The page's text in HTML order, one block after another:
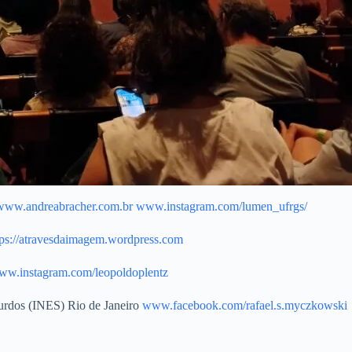
www.instagram.com/lumen_ufrgs/
atravesdaimagem.wordpress.com
leopoldoplentz
(INES) Rio de Janeiro www.facebook.com/rafael.s.myczkowski